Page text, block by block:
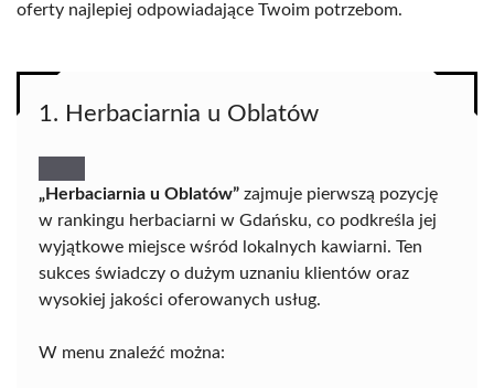
oferty najlepiej odpowiadające Twoim potrzebom.
1. Herbaciarnia u Oblatów
„Herbaciarnia u Oblatów” zajmuje pierwszą pozycję
w rankingu herbaciarni w Gdańsku, co podkreśla jej
wyjątkowe miejsce wśród lokalnych kawiarni. Ten
sukces świadczy o dużym uznaniu klientów oraz
wysokiej jakości oferowanych usług.
W menu znaleźć można: